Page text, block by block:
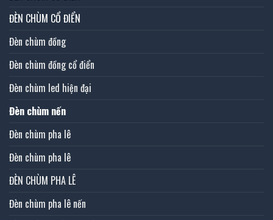
ĐÈN CHÙM CỔ ĐIỂN
Đèn chùm đồng
Đèn chùm đồng cổ điển
Đèn chùm led hiện đại
Đèn chùm nến
Đèn chùm pha lê
Đèn chùm pha lê
ĐÈN CHÙM PHA LÊ
Đèn chùm pha lê nến